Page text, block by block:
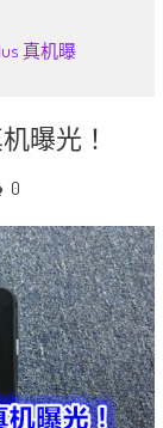
真机曝
曝光！
0